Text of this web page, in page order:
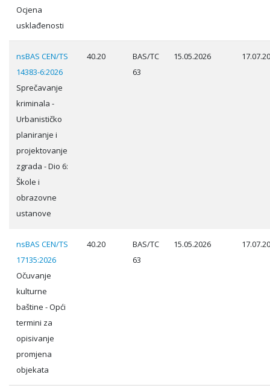
Ocjena
usklađenosti
nsBAS CEN/TS
14383-6:2026
Sprečavanje
kriminala -
Urbanističko
planiranje i
projektovanje
zgrada - Dio 6:
Škole i
obrazovne
ustanove
40.20
BAS/TC
63
15.05.2026
nsBAS CEN/TS
17135:2026
Očuvanje
kulturne
baštine - Opći
termini za
opisivanje
promjena
objekata
40.20
BAS/TC
63
15.05.2026